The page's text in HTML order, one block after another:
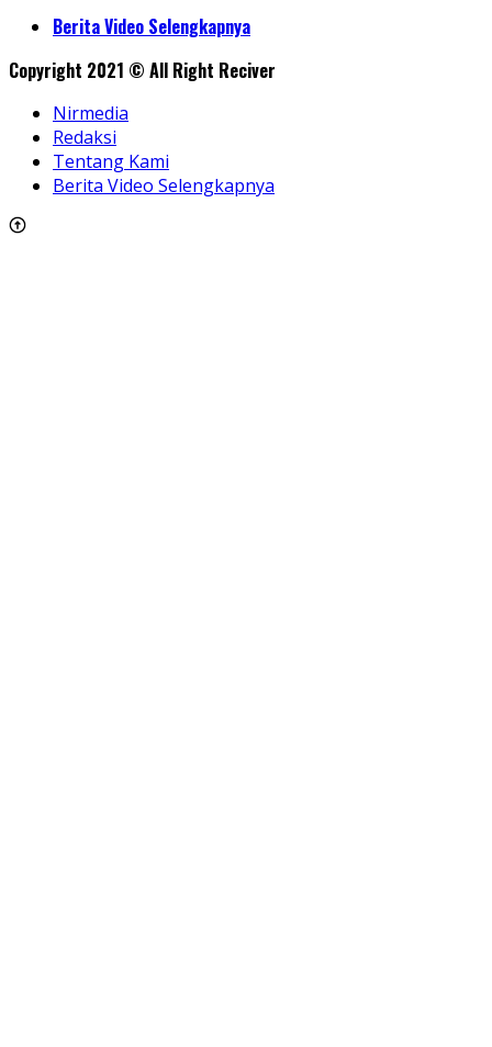
ShareBerita Video Selengkapnya
Copyright 2021 © All Right Reciver
Nirmedia
Redaksi
Tentang Kami
Berita Video Selengkapnya